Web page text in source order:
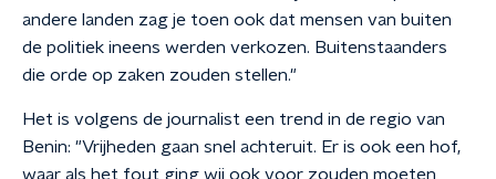
andere landen zag je toen ook dat mensen van buiten
de politiek ineens werden verkozen. Buitenstaanders
die orde op zaken zouden stellen."
Het is volgens de journalist een trend in de regio van
Benin: "Vrijheden gaan snel achteruit. Er is ook een hof,
waar als het fout ging wij ook voor zouden moeten